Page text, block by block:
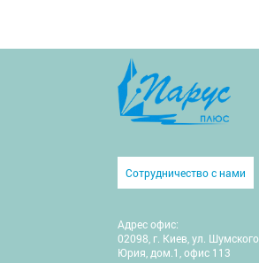
Сотрудничество с нами
Адрес офис:
02098, г. Киев, ул. Шумского
Юрия, дом.1, офис 113